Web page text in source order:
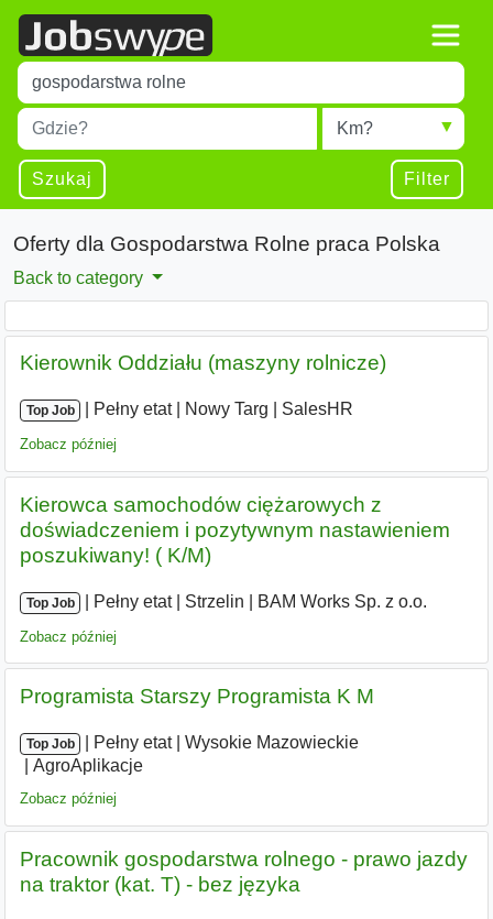
Title
Type 1 or more characters for results.
Miejscowość
Type 1 or more characters for results.
Radius
Szukaj Filter
Oferty dla Gospodarstwa Rolne praca Polska
Back to category
Kierownik Oddziału (maszyny rolnicze)
Top Job Pełny etat| Nowy Targ SalesHR
Zobacz później
Kierowca samochodów ciężarowych z
doświadczeniem i pozytywnym nastawieniem
poszukiwany! ( K/M)
Top Job Pełny etat| Strzelin BAM Works Sp. z o.o.
Zobacz później
Programista Starszy Programista K M
Top Job Pełny etat| Wysokie Mazowieckie
AgroAplikacje
Zobacz później
Pracownik gospodarstwa rolnego - prawo jazdy
na traktor (kat. T) - bez języka